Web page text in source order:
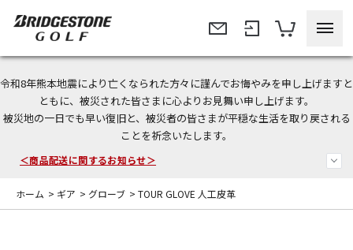
令和8年熊本地震により亡くなられた方々に謹んでお悔やみを申し上げますと
ともに、被災された皆さまに心よりお見舞い申し上げます。
被災地の一日でも早い復旧と、被災者の皆さまが平穏な生活を取り戻される
ことを祈念いたします。
今なら新規会員登録で1,000円OFFクーポンプレゼント！
＜商品配送に関するお知らせ＞
＜夏季休暇中のご注文・発送・お問い合わせ＞
ホーム > ギア > グローブ > TOUR GLOVE 人工皮革